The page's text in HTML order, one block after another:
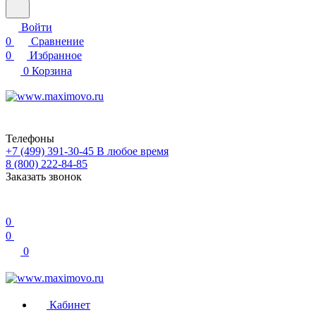
Войти
0
Сравнение
0
Избранное
0 Корзина
Телефоны
+7 (499) 391-30-45 В любое время
8 (800) 222-84-85
Заказать звонок
0
0
0
Кабинет